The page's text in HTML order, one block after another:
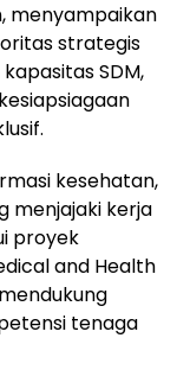
menyampaikan
strategis
SDM,
kesehatan,
menjajaki kerja
proyek
and Health
tenaga